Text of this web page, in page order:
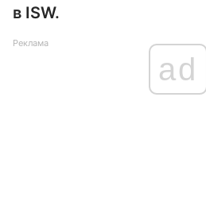
в ISW.
Реклама
ad